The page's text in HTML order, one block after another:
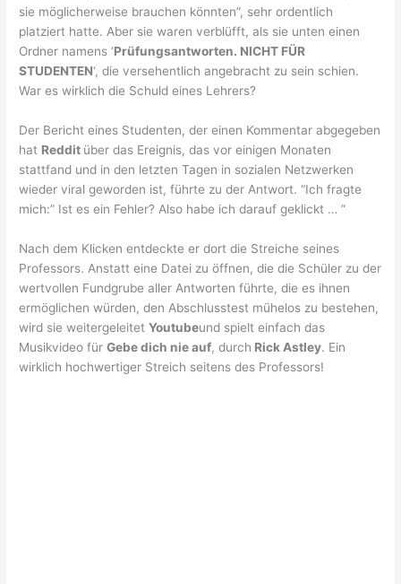
sie möglicherweise brauchen könnten”, sehr ordentlich
platziert hatte. Aber sie waren verblüfft, als sie unten einen
Ordner namens ‘Prüfungsantworten. NICHT FÜR
STUDENTEN‘, die versehentlich angebracht zu sein schien.
War es wirklich die Schuld eines Lehrers?
Der Bericht eines Studenten, der einen Kommentar abgegeben
hat Reddit über das Ereignis, das vor einigen Monaten
stattfand und in den letzten Tagen in sozialen Netzwerken
wieder viral geworden ist, führte zu der Antwort. “Ich fragte
mich:” Ist es ein Fehler? Also habe ich darauf geklickt … “
Nach dem Klicken entdeckte er dort die Streiche seines
Professors. Anstatt eine Datei zu öffnen, die die Schüler zu der
wertvollen Fundgrube aller Antworten führte, die es ihnen
ermöglichen würden, den Abschlusstest mühelos zu bestehen,
wird sie weitergeleitetYoutubeund spielt einfach das
Musikvideo fürGebe dich nie auf, durch Rick Astley. Ein
wirklich hochwertiger Streich seitens des Professors!